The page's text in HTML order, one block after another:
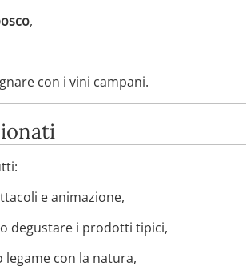
,
con i vini campani.
e animazione,
degustare i prodotti tipici,
legame con la natura,